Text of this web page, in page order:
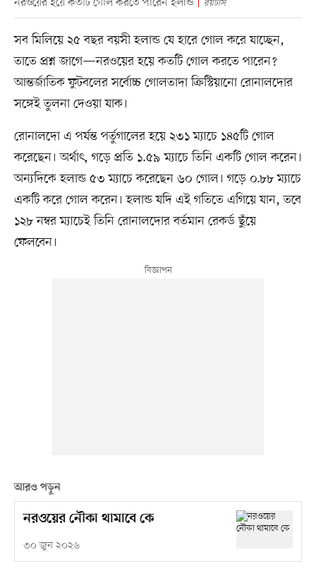
রয়টার্স
সব মিলিয়ে ২৫ বছর বয়সী হলান্ড যে হারে গোল করে যাচ্ছেন,
তাতে প্রশ্ন জাগে—নরওয়ের হয়ে কতটি গোল করতে পারেন?
আন্তর্জাতিক ফুটবলের সর্বোচ্চ গোলতাদা ক্রিস্টিয়ানো রোনালদোর
সঙ্গেই তুলনা দেওয়া যাক।
রোনালদো এ পর্যন্ত পর্তুগালের হয়ে ২৩১ ম্যাচে ১৪৫টি গোল
করেছেন। অর্থাৎ, গড়ে প্রতি ১.৫৯ ম্যাচে তিনি একটি গোল করেন।
অন্যদিকে হলান্ড ৫৩ ম্যাচে করেছেন ৬০ গোল। গড়ে ০.৮৮ ম্যাচে
একটি করে গোল করেন। হলান্ড যদি এই গতিতে এগিয়ে যান, তবে
১২৮ নম্বর ম্যাচেই তিনি রোনালদোর বর্তমান রেকর্ড ছুঁয়ে
ফেলবেন।
আরও পড়ুন
নরওয়ের নৌকা থামাবে কে
৩০ জুন ২০২৬